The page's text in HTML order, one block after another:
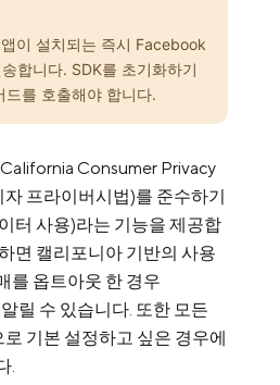
이 설치되는 즉시 Facebook
합니다. SDK를 초기화하기
드를 호출해야 합니다.
Consumer Privacy
프라이버시법)를 준수하기
터 사용)라는 기능을 제공합
면 캘리포니아 기반의 사용
를 옵트아웃 한 경우
릴 수 있습니다. 또한 모든
기본 설정하고 싶은 경우에
.